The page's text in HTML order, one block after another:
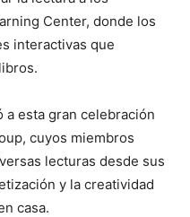
Center, donde los
interactivas que
a esta gran celebración
cuyos miembros
lecturas desde sus
y la creatividad
casa.